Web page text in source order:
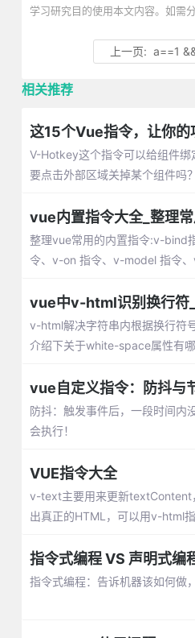
学习研究目的使用本文内容。如需
上一页:a==1
相关推荐
这15个Vue指令，让你的
V-Hotkey这个指令可以给组件
要点击外部区域关掉某个组件吗
vue内置指令大全_整理
整理vue常用的内置指令:v-
令、v-on 指令、v-model 指令
vue中v-html识别换行符
v-html解决字符串内根据换行符
介绍下关于white-space属性有哪
vue自定义指令：防抖与
防抖：触发事件后，一段时间内
会执行！
VUE指令大全
v-text主要用来更新textContent
出真正的HTML，可以用v-html
指令式编程 VS 声明式编
指令式编程：告诉机器该如何做